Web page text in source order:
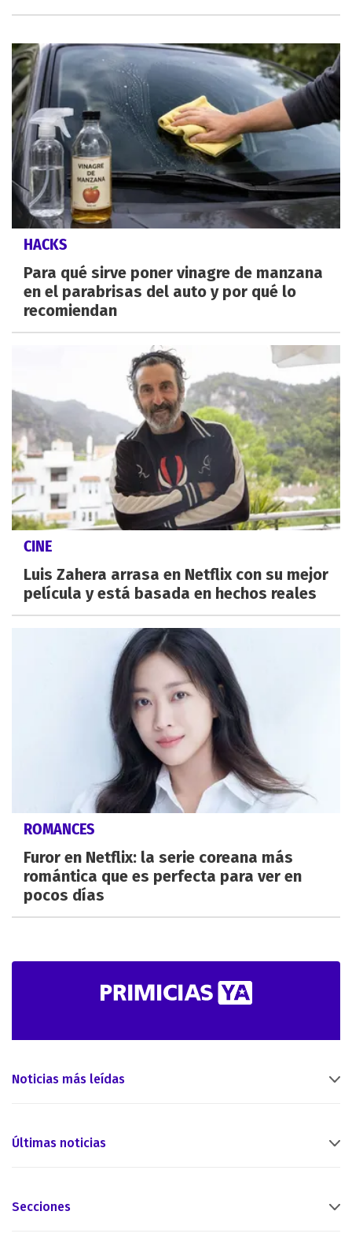
HACKS
Para qué sirve poner vinagre de manzana
en el parabrisas del auto y por qué lo
recomiendan
CINE
Luis Zahera arrasa en Netflix con su mejor
película y está basada en hechos reales
ROMANCES
Furor en Netflix: la serie coreana más
romántica que es perfecta para ver en
pocos días
Noticias más leídas
Últimas noticias
Secciones